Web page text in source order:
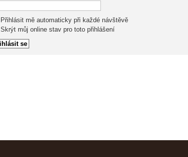
Přihlásit mě automaticky při každé návštěvě
Skrýt můj online stav pro toto přihlášení